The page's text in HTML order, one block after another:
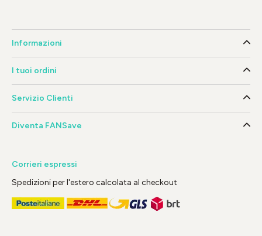
Informazioni
I tuoi ordini
Servizio Clienti
Diventa FANSave
Corrieri espressi
Spedizioni per l'estero calcolata al checkout